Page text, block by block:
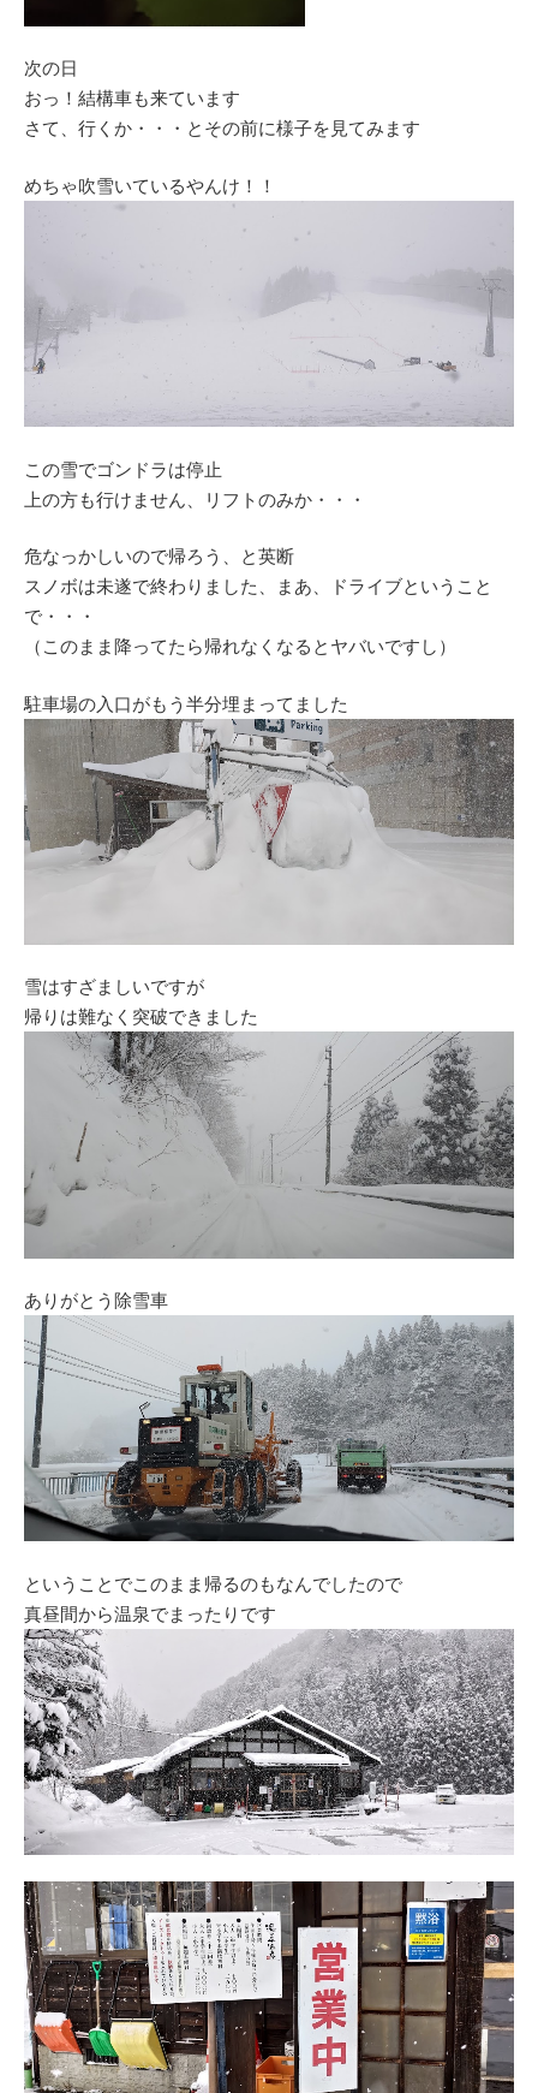
次の日
おっ！結構車も来ています
さて、行くか・・・とその前に様子を見てみます
めちゃ吹雪いているやんけ！！
この雪でゴンドラは停止
上の方も行けません、リフトのみか・・・
危なっかしいので帰ろう、と英断
スノボは未遂で終わりました、まあ、ドライブということ
で・・・
（このまま降ってたら帰れなくなるとヤバいですし）
駐車場の入口がもう半分埋まってました
雪はすざましいですが
帰りは難なく突破できました
ありがとう除雪車
ということでこのまま帰るのもなんでしたので
真昼間から温泉でまったりです